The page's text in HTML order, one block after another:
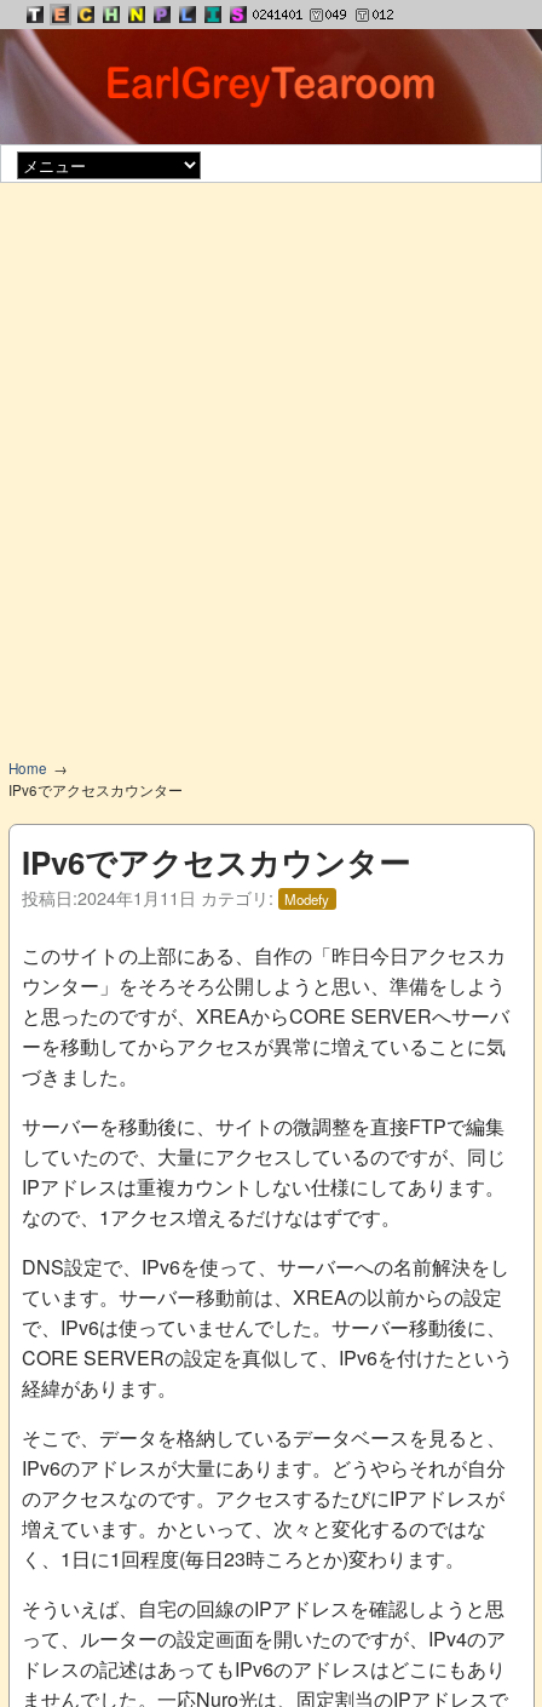
Home
IPv6でアクセスカウンター
IPv6でアクセスカウンター
投稿日:2024年1月11日 カテゴリ: Modefy
このサイトの上部にある、自作の「昨日今日アクセスカ
ウンター」をそろそろ公開しようと思い、準備をしよう
と思ったのですが、XREAからCORE SERVERへサーバ
ーを移動してからアクセスが異常に増えていることに気
づきました。
サーバーを移動後に、サイトの微調整を直接FTPで編集
していたので、大量にアクセスしているのですが、同じ
IPアドレスは重複カウントしない仕様にしてあります。
なので、1アクセス増えるだけなはずです。
DNS設定で、IPv6を使って、サーバーへの名前解決をし
ています。サーバー移動前は、XREAの以前からの設定
で、IPv6は使っていませんでした。サーバー移動後に、
CORE SERVERの設定を真似して、IPv6を付けたという
経緯があります。
そこで、データを格納しているデータベースを見ると、
IPv6のアドレスが大量にあります。どうやらそれが自分
のアクセスなのです。アクセスするたびにIPアドレスが
増えています。かといって、次々と変化するのではな
く、1日に1回程度(毎日23時ころとか)変わります。
そういえば、自宅の回線のIPアドレスを確認しようと思
って、ルーターの設定画面を開いたのですが、IPv4のア
ドレスの記述はあってもIPv6のアドレスはどこにもあり
ませんでした。一応Nuro光は、固定割当のIPアドレスで